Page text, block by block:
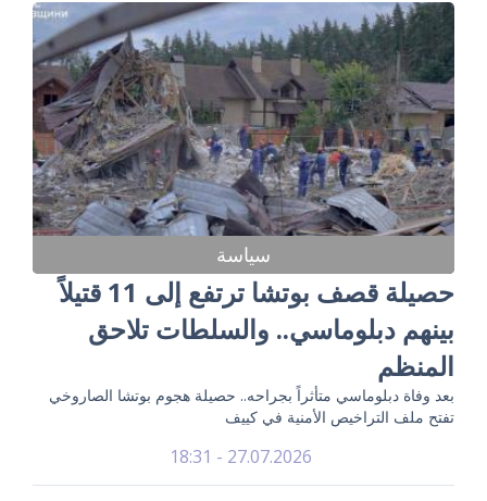
سياسة
حصيلة قصف بوتشا ترتفع إلى 11 قتيلاً
بينهم دبلوماسي.. والسلطات تلاحق
المنظم
بعد وفاة دبلوماسي متأثراً بجراحه.. حصيلة هجوم بوتشا الصاروخي
تفتح ملف التراخيص الأمنية في كييف
27.07.2026 - 18:31